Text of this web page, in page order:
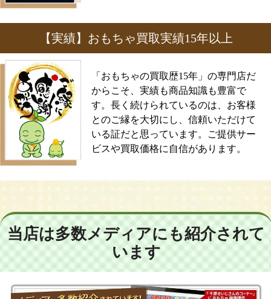
【実績】おもちゃ買取実績15年以上
「おもちゃの買取歴15年」の専門店だ
からこそ、実績も商品知識も豊富で
す。長く続けられているのは、お客様
とのご縁を大切にし、信頼いただけて
いる証だと思っています。ご提供サー
ビスや買取価格に自信があります。
当店は多数メディアにも紹介されて
います